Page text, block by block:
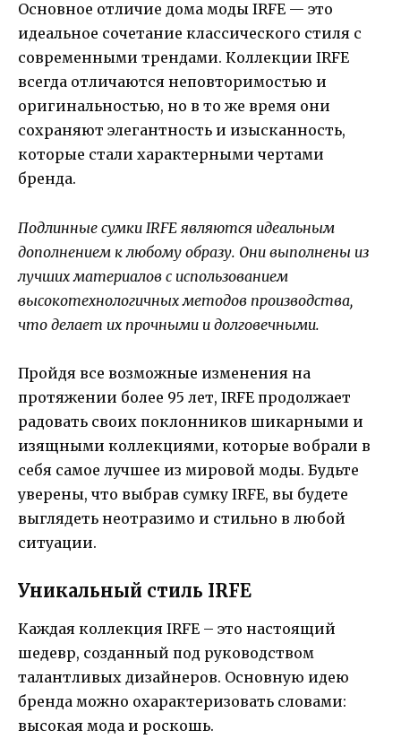
Основное отличие дома моды IRFE — это
идеальное сочетание классического стиля с
современными трендами. Коллекции IRFE
всегда отличаются неповторимостью и
оригинальностью, но в то же время они
сохраняют элегантность и изысканность,
которые стали характерными чертами
бренда.
Подлинные сумки IRFE являются идеальным
дополнением к любому образу. Они выполнены из
лучших материалов с использованием
высокотехнологичных методов производства,
что делает их прочными и долговечными.
Пройдя все возможные изменения на
протяжении более 95 лет, IRFE продолжает
радовать своих поклонников шикарными и
изящными коллекциями, которые вобрали в
себя самое лучшее из мировой моды. Будьте
уверены, что выбрав сумку IRFE, вы будете
выглядеть неотразимо и стильно в любой
ситуации.
Уникальный стиль IRFE
Каждая коллекция IRFE – это настоящий
шедевр, созданный под руководством
талантливых дизайнеров. Основную идею
бренда можно охарактеризовать словами:
высокая мода и роскошь.